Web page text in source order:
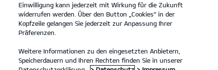
Einwilligung kann jederzeit mit Wirkung für die Zukunft
widerrufen werden. Über den Button „Cookies“ in der
Kopfzeile gelangen Sie jederzeit zur Anpassung Ihrer
Präferenzen.
Weitere Informationen zu den eingesetzten Anbietern,
Speicherdauern und Ihren Rechten finden Sie in unserer